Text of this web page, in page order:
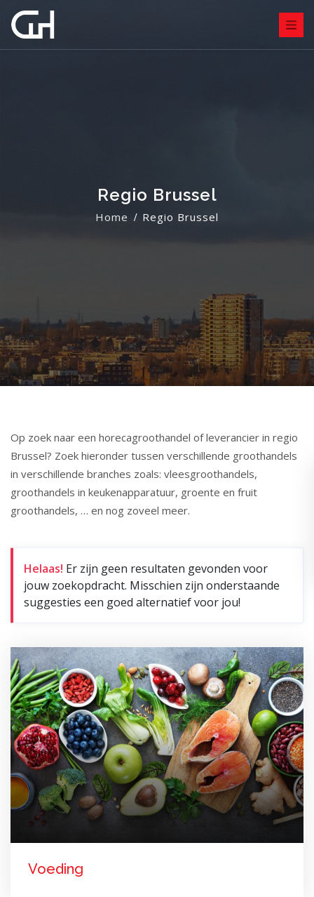
Regio Brussel
Home Regio Brussel
Op zoek naar een horecagroothandel of leverancier in regio
Brussel? Zoek hieronder tussen verschillende groothandels
in verschillende branches zoals: vleesgroothandels,
groothandels in keukenapparatuur, groente en fruit
groothandels, … en nog zoveel meer.
Helaas! Er zijn geen resultaten gevonden voor
jouw zoekopdracht. Misschien zijn onderstaande
suggesties een goed alternatief voor jou!
Voeding